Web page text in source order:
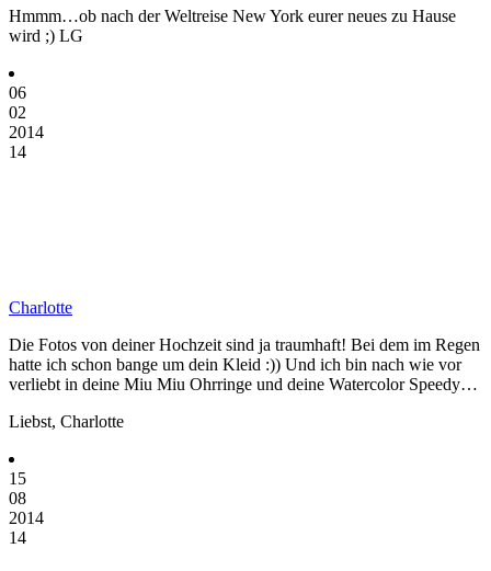
Hmmm…ob nach der Weltreise New York eurer neues zu Hause
wird ;) LG
06
02
2014
14
Charlotte
Die Fotos von deiner Hochzeit sind ja traumhaft! Bei dem im Regen
hatte ich schon bange um dein Kleid :)) Und ich bin nach wie vor
verliebt in deine Miu Miu Ohrringe und deine Watercolor Speedy…
Liebst, Charlotte
15
08
2014
14